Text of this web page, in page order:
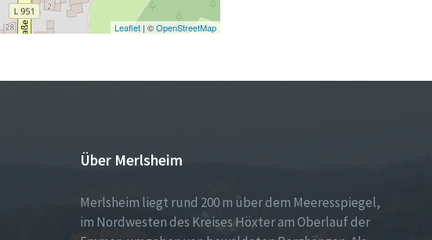
Leaflet| ©OpenStreetMap
Über Merlsheim
Merlsheim liegt rund 200 m über dem Meeresspiegel,
im Nordwesten des Kreises Höxter am Oberlauf der